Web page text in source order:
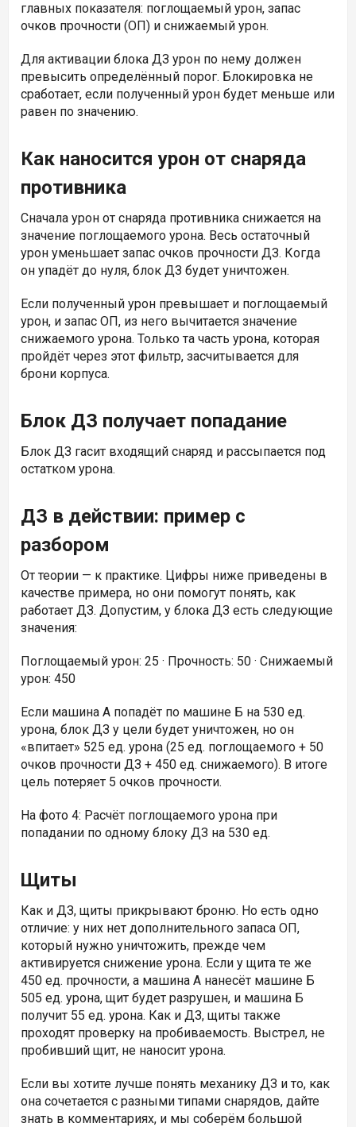
главных показателя: поглощаемый урон, запас
очков прочности (ОП) и снижаемый урон.
Для активации блока ДЗ урон по нему должен
превысить определённый порог. Блокировка не
сработает, если полученный урон будет меньше или
равен по значению.
Как наносится урон от снаряда
противника
Сначала урон от снаряда противника снижается на
значение поглощаемого урона. Весь остаточный
урон уменьшает запас очков прочности ДЗ. Когда
он упадёт до нуля, блок ДЗ будет уничтожен.
Если полученный урон превышает и поглощаемый
урон, и запас ОП, из него вычитается значение
снижаемого урона. Только та часть урона, которая
пройдёт через этот фильтр, засчитывается для
брони корпуса.
Блок ДЗ получает попадание
Блок ДЗ гасит входящий снаряд и рассыпается под
остатком урона.
ДЗ в действии: пример с
разбором
От теории — к практике. Цифры ниже приведены в
качестве примера, но они помогут понять, как
работает ДЗ. Допустим, у блока ДЗ есть следующие
значения:
Поглощаемый урон: 25 · Прочность: 50 · Снижаемый
урон: 450
Если машина A попадёт по машине Б на 530 ед.
урона, блок ДЗ у цели будет уничтожен, но он
«впитает» 525 ед. урона (25 ед. поглощаемого + 50
очков прочности ДЗ + 450 ед. снижаемого). В итоге
цель потеряет 5 очков прочности.
На фото 4: Расчёт поглощаемого урона при
попадании по одному блоку ДЗ на 530 ед.
Щиты
Как и ДЗ, щиты прикрывают броню. Но есть одно
отличие: у них нет дополнительного запаса ОП,
который нужно уничтожить, прежде чем
активируется снижение урона. Если у щита те же
450 ед. прочности, а машина А нанесёт машине Б
505 ед. урона, щит будет разрушен, и машина Б
получит 55 ед. урона. Как и ДЗ, щиты также
проходят проверку на пробиваемость. Выстрел, не
пробивший щит, не наносит урона.
Если вы хотите лучше понять механику ДЗ и то, как
она сочетается с разными типами снарядов, дайте
знать в комментариях, и мы соберём большой